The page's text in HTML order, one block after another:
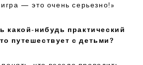
— это очень серьезно!»
какой-нибудь практический
путешествует с детьми?